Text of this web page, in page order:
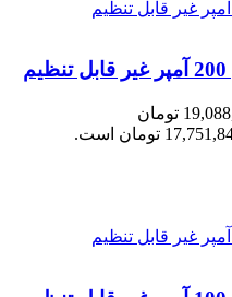
قیمت اصلی 19,088,000 تومان